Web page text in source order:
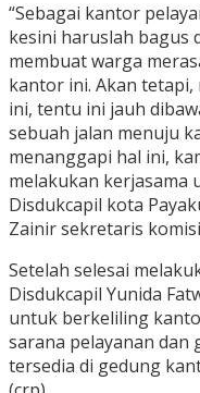
“Sebagai kantor
kesini haruslah bagus
membuat warga
kantor ini. Akan tetapi,
ini, tentu ini jauh
sebuah jalan menuju
menanggapi hal ini,
melakukan
Disdukcapil kota
Zainir sekretaris
Setelah selesai
Disdukcapil Yunida
untuk berkeliling
sarana pelayanan dan
tersedia di gedung